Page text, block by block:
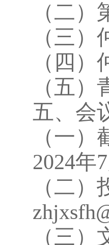
（二）
（三）
（四）
（五）
五、会
（一）
2024年7
（二）
（三）